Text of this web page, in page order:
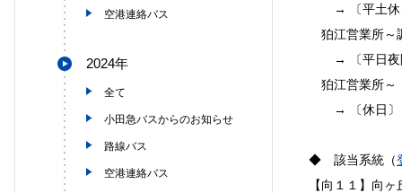
→ 〔平土休
狛江営業所～
→ 〔平日夜
狛江営業所～
→ 〔休日〕
◆ 該当系統（
【向１１】向
空港連絡バス
2024年
全て
小田急バスからのお知らせ
路線バス
空港連絡バス